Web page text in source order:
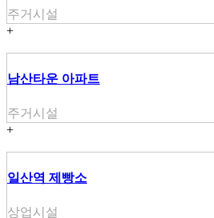
주거시설
+
남산타운 아파트
주거시설
+
일산역 제빵소
상업시설